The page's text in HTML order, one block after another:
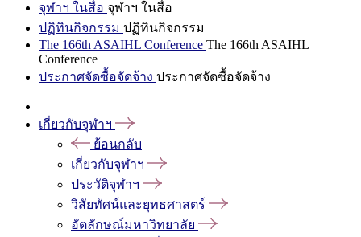
จุฬาฯ ในสื่อ จุฬาฯ ในสื่อ
ปฏิทินกิจกรรม ปฏิทินกิจกรรม
The 166th ASAIHL Conference The 166th ASAIHL
Conference
ประกาศจัดซื้อจัดจ้าง ประกาศจัดซื้อจัดจ้าง
เกี่ยวกับจุฬาฯ
ย้อนกลับ
เกี่ยวกับจุฬาฯ
ประวัติจุฬาฯ
วิสัยทัศน์และยุทธศาสตร์
อัตลักษณ์มหาวิทยาลัย